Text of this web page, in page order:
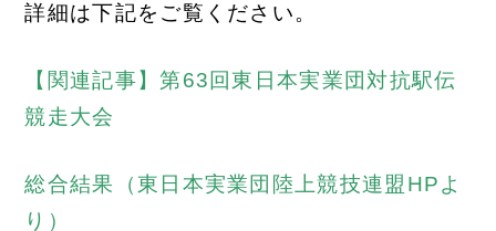
詳細は下記をご覧ください。
【関連記事】第63回東日本実業団対抗駅伝
競走大会
総合結果（東日本実業団陸上競技連盟HPよ
り）